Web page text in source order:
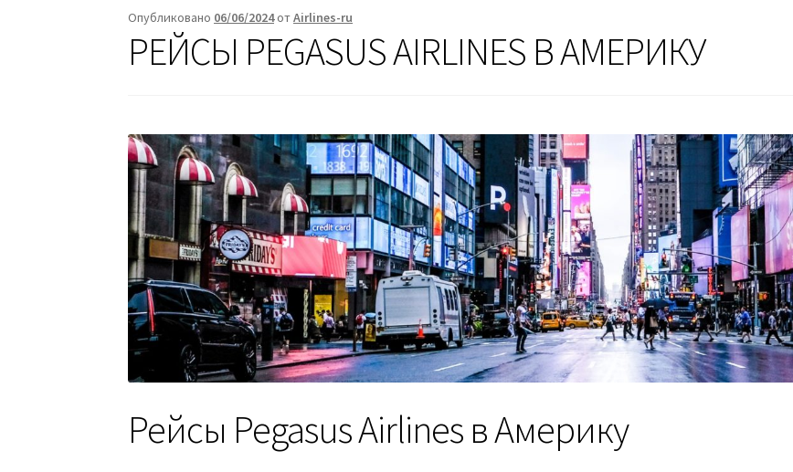
Опубликовано 06/06/2024отAirlines-ru
РЕЙСЫ PEGASUS AIRLINES В АМЕРИКУ
Рейсы Pegasus Airlines в Америку